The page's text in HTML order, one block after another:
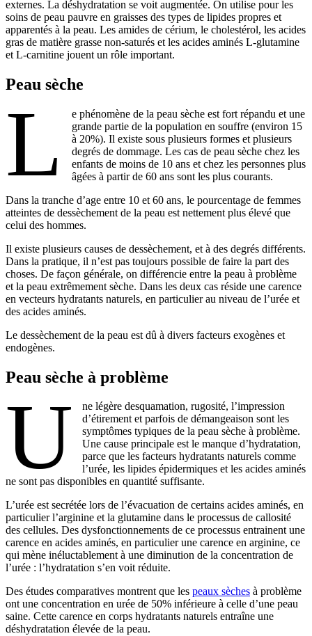
externes. La déshydratation se voit augmentée. On utilise pour les
soins de peau pauvre en graisses des types de lipides propres et
apparentés à la peau. Les amides de cérium, le cholestérol, les acides
gras de matière grasse non-saturés et les acides aminés L-glutamine
et L-carnitine jouent un rôle important.
Peau sèche
L
e phénomène de la peau sèche est fort répandu et une
grande partie de la population en souffre (environ 15
à 20%). Il existe sous plusieurs formes et plusieurs
degrés de dommage. Les cas de peau sèche chez les
enfants de moins de 10 ans et chez les personnes plus
âgées à partir de 60 ans sont les plus courants.
Dans la tranche d’age entre 10 et 60 ans, le pourcentage de femmes
atteintes de dessèchement de la peau est nettement plus élevé que
celui des hommes.
Il existe plusieurs causes de dessèchement, et à des degrés différents.
Dans la pratique, il n’est pas toujours possible de faire la part des
choses. De façon générale, on différencie entre la peau à problème
et la peau extrêmement sèche. Dans les deux cas réside une carence
en vecteurs hydratants naturels, en particulier au niveau de l’urée et
des acides aminés.
Le dessèchement de la peau est dû à divers facteurs exogènes et
endogènes.
Peau sèche à problème
U
ne légère desquamation, rugosité, l’impression
d’étirement et parfois de démangeaison sont les
symptômes typiques de la peau sèche à problème.
Une cause principale est le manque d’hydratation,
parce que les facteurs hydratants naturels comme
l’urée, les lipides épidermiques et les acides aminés
ne sont pas disponibles en quantité suffisante.
L’urée est secrétée lors de l’évacuation de certains acides aminés, en
particulier l’arginine et la glutamine dans le processus de callosité
des cellules. Des dysfonctionnements de ce processus entrainent une
carence en acides aminés, en particulier une carence en arginine, ce
qui mène inéluctablement à une diminution de la concentration de
l’urée : l’hydratation s’en voit réduite.
Des études comparatives montrent que les peaux sèches à problème
ont une concentration en urée de 50% inférieure à celle d’une peau
saine. Cette carence en corps hydratants naturels entraîne une
déshydratation élevée de la peau.